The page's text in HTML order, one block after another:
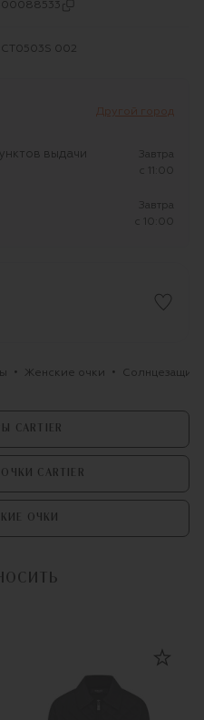
00088533
CT0503S 002
Другой город
выдачи
Завтра
c 11:00
Завтра
c 10:00
Женские очки
CARTIER
CARTIER
ОЧКИ